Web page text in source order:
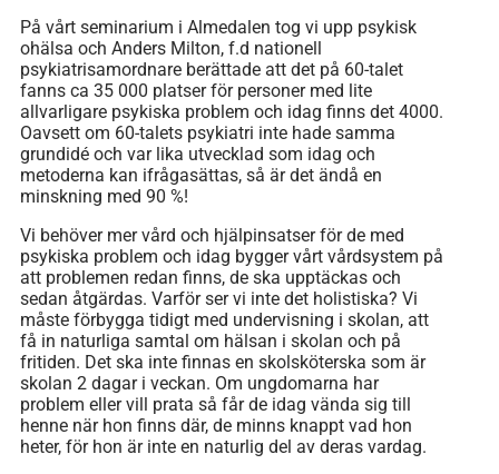
På vårt seminarium i Almedalen tog vi upp psykisk
ohälsa och Anders Milton, f.d nationell
psykiatrisamordnare berättade att det på 60-talet
fanns ca 35 000 platser för personer med lite
allvarligare psykiska problem och idag finns det 4000.
Oavsett om 60-talets psykiatri inte hade samma
grundidé och var lika utvecklad som idag och
metoderna kan ifrågasättas, så är det ändå en
minskning med 90 %!
Vi behöver mer vård och hjälpinsatser för de med
psykiska problem och idag bygger vårt vårdsystem på
att problemen redan finns, de ska upptäckas och
sedan åtgärdas. Varför ser vi inte det holistiska? Vi
måste förbygga tidigt med undervisning i skolan, att
få in naturliga samtal om hälsan i skolan och på
fritiden. Det ska inte finnas en skolsköterska som är
skolan 2 dagar i veckan. Om ungdomarna har
problem eller vill prata så får de idag vända sig till
henne när hon finns där, de minns knappt vad hon
heter, för hon är inte en naturlig del av deras vardag.